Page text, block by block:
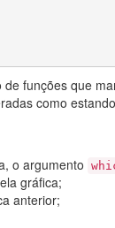
funções que
como
o argumento
gráfica;
anterior;